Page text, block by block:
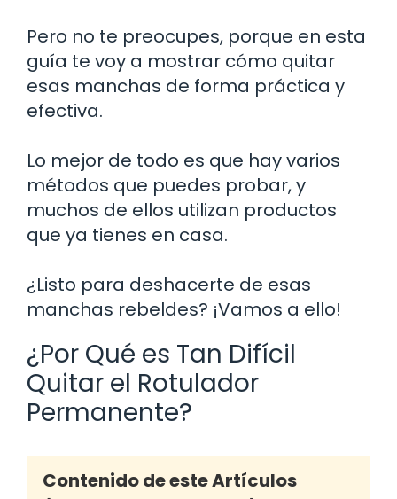
Pero no te preocupes, porque en esta
guía te voy a mostrar cómo quitar
esas manchas de forma práctica y
efectiva.
Lo mejor de todo es que hay varios
métodos que puedes probar, y
muchos de ellos utilizan productos
que ya tienes en casa.
¿Listo para deshacerte de esas
manchas rebeldes? ¡Vamos a ello!
¿Por Qué es Tan Difícil
Quitar el Rotulador
Permanente?
Contenido de este Artículos